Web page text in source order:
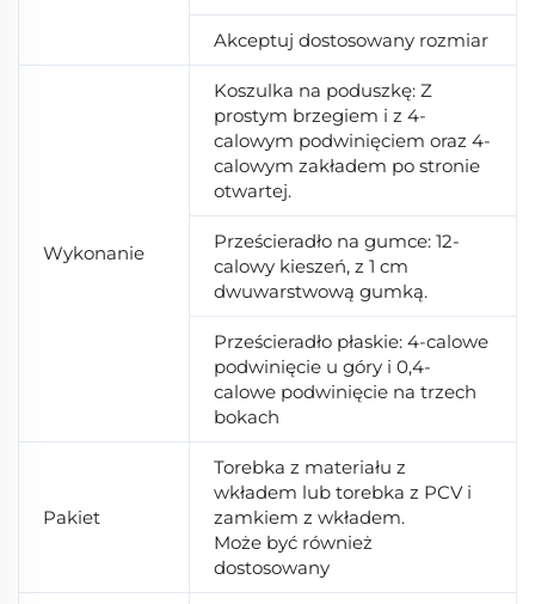
Akceptuj dostosowany rozmiar
Wykonanie
Koszulka na poduszkę: Z
prostym brzegiem i z 4-
calowym podwinięciem oraz 4-
calowym zakładem po stronie
otwartej.
Prześcieradło na gumce: 12-
calowy kieszeń, z 1 cm
dwuwarstwową gumką.
Prześcieradło płaskie: 4-calowe
podwinięcie u góry i 0,4-
calowe podwinięcie na trzech
bokach
Pakiet
Torebka z materiału z
wkładem lub torebka z PCV i
zamkiem z wkładem.
Może być również
dostosowany